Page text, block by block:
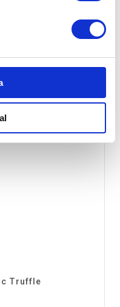
Truffle